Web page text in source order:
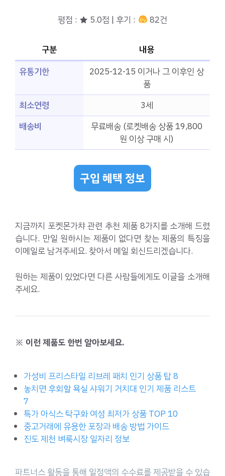
평점 : ★ 5.0점 | 후기 : 82건
구분
내용
유통기한
2025-12-15 이거나 그 이후인 상
품
최소연령
3세
배송비
무료배송 (로켓배송 상품 19,800
원 이상 구매 시)
구입 혜택 정보
지금까지 포켓몬가챠 관련 추천 제품 8가지를 소개해 드렸
습니다. 만일 원하시는 제품이 없다면 찾는 제품의 특징을
이메일로 남겨주세요. 찾아서 메일 회신드리겠습니다.
원하는 제품이 있었다면 다른 사람들에게도 이글을 소개해
주세요.
※ 이런 제품도 한번 알아보세요.
가성비 프리스타일 리브레 패치 인기 상품 탑 8
놓치면 후회할 욕실 샤워기 거치대 인기 제품 리스트
7
특가 아식스 탁구화 여성 최저가 상품 TOP 10
중고거래에 유용한 포장과 배송 방법 가이드
진도 제천 벼룩시장 일자리 정보
파트너스 활동을 통해 일정액의 수수료를 제공받을 수 있습